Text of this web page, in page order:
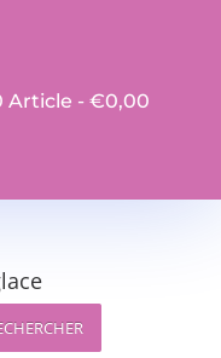
Article €0,00